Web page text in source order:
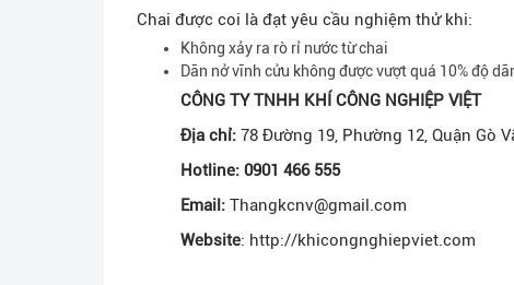
Chai được coi là đạt yêu cầu nghiệm thử khi:
Không xảy ra rò rỉ nước từ chai
Dãn nở vĩnh cửu không được vượt quá 10% độ
CÔNG TY TNHH KHÍ CÔNG NGHIỆP VIỆT
Địa chỉ: 78 Đường 19, Phường 12, Quận Gò
Hotline: 0901 466 555
Email: Thangkcnv@gmail.com
Website: http://khicongnghiepviet.com